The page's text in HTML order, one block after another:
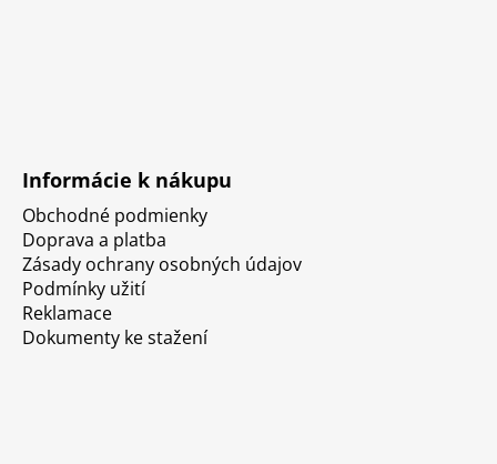
Informácie k nákupu
Obchodné podmienky
Doprava a platba
Zásady ochrany osobných údajov
Podmínky užití
Reklamace
Dokumenty ke stažení